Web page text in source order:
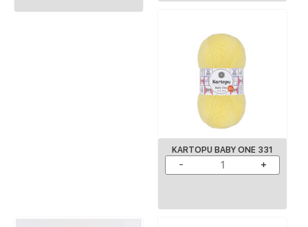
KARTOPU BABY ONE 331